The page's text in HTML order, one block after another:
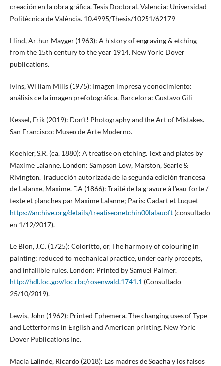
creación en la obra gráfica. Tesis Doctoral. Valencia: Universidad
Politècnica de València. 10.4995/Thesis/10251/62179
Hind, Arthur Mayger (1963): A history of engraving & etching
from the 15th century to the year 1914. New York: Dover
publications.
Ivins, William Mills (1975): Imagen impresa y conocimiento:
análisis de la imagen prefotográfica. Barcelona: Gustavo Gili
Kessel, Erik (2019): Don’t! Photography and the Art of Mistakes.
San Francisco: Museo de Arte Moderno.
Koehler, S.R. (ca. 1880): A treatise on etching. Text and plates by
Maxime Lalanne. London: Sampson Low, Marston, Searle &
Rivington. Traducción autorizada de la segunda edición francesa
de Lalanne, Maxime. F.A (1866): Traité de la gravure à l’eau-forte /
texte et planches par Maxime Lalanne; Paris: Cadart et Luquet
https://archive.org/details/treatiseonetchin00lalauoft(consultado
en 1/12/2017).
Le Blon, J.C. (1725): Coloritto, or, The harmony of colouring in
painting: reduced to mechanical practice, under early precepts,
and infallible rules. London: Printed by Samuel Palmer.
http://hdl.loc.gov/loc.rbc/rosenwald.1741.1 (Consultado
25/10/2019).
Lewis, John (1962): Printed Ephemera. The changing uses of Type
and Letterforms in English and American printing. New York:
Dover Publications Inc.
Macía Lalinde, Ricardo (2018): Las madres de Soacha y los falsos